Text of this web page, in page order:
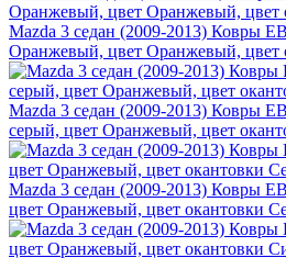
Mazda 3 седан (2009-2013) Ковры
Оранжевый, цвет Оранжевый, цвет
Mazda 3 седан (2009-2013) Ковры
серый, цвет Оранжевый, цвет
Mazda 3 седан (2009-2013) Ковры
цвет Оранжевый, цвет окантовки